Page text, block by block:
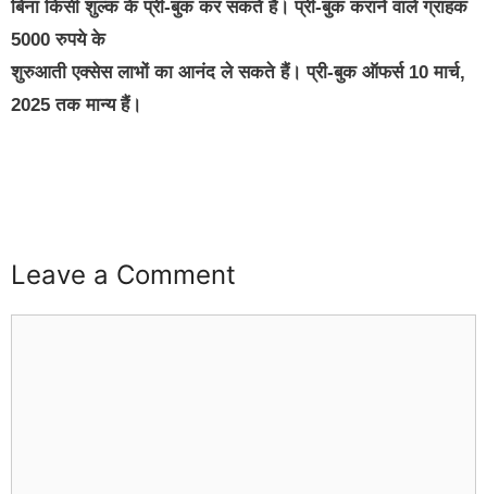
बिना किसी शुल्क के प्री-बुक कर सकते हैं। प्री-बुक कराने वाले ग्राहक
5000 रुपये के
शुरुआती एक्सेस लाभों का आनंद ले सकते हैं। प्री-बुक ऑफर्स 10 मार्च,
2025 तक मान्य हैं।
Leave a Comment